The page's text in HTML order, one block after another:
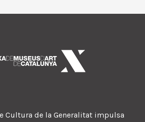
Cultura de la Generalitat impulsa